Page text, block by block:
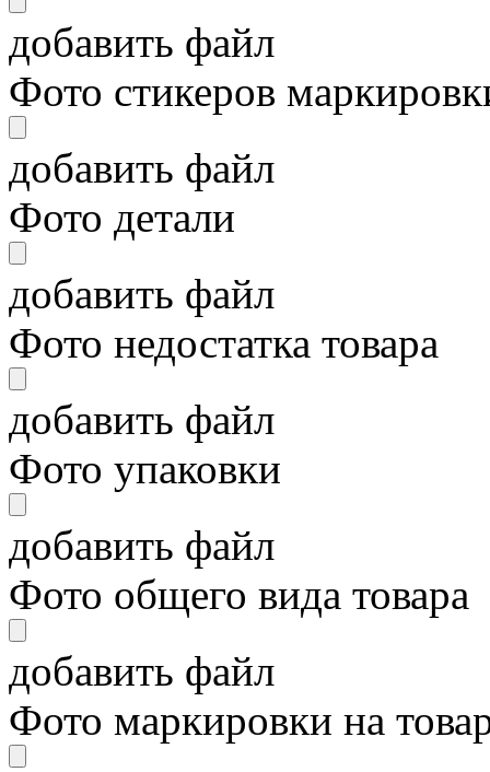
добавить файл
Фото стикеров
добавить файл
Фото детали
добавить файл
Фото недостатка товара
добавить файл
Фото упаковки
добавить файл
Фото общего вида товара
добавить файл
Фото маркировки на